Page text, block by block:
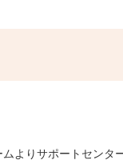
よりサポートセンタ